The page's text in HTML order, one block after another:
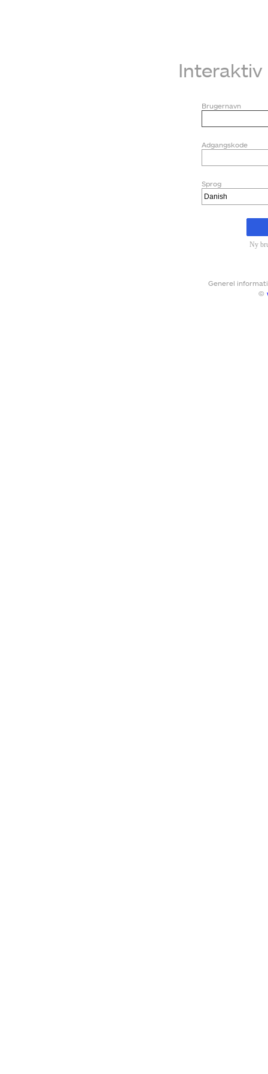
Brugernavn
Adgangskode
Sprog
Ny
Generel
©